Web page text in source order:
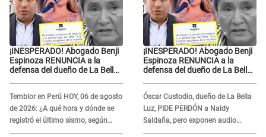
¡INESPERADO! Abogado Benji
Espinoza RENUNCIA a la
defensa del dueño de La Bella
defender"
Temblor en Perú HOY, 06 de agosto
de 2026: ¿A qué hora y dónde se
registró el último sismo, según
IGP?
¡INESPERADO! Abogado Benji
Espinoza RENUNCIA a la
defensa del dueño de La Bella
defender"
Óscar Custodio, dueño de La Bella
Luz, PIDE PERDÓN a Naldy
Saldaña, pero exponen audio
donde le reclama por VIDEOS: "No